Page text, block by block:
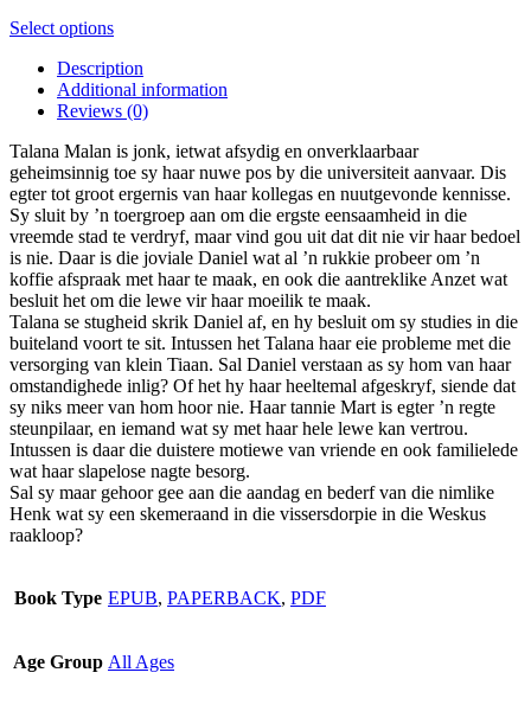
Select optionsThis
has
multiple
variants.
options
may
be
chosen
on
the
product
page
Description
Additional information
Reviews (0)
Talana Malan is jonk, ietwat afsydig en onverklaarbaar
geheimsinnig toe sy haar nuwe pos by die universiteit aanvaar. Dis
egter tot groot ergernis van haar kollegas en nuutgevonde kennisse.
Sy sluit by ’n toergroep aan om die ergste eensaamheid in die
vreemde stad te verdryf, maar vind gou uit dat dit nie vir haar bedoel
is nie. Daar is die joviale Daniel wat al ’n rukkie probeer om ’n
koffie afspraak met haar te maak, en ook die aantreklike Anzet wat
besluit het om die lewe vir haar moeilik te maak.
Talana se stugheid skrik Daniel af, en hy besluit om sy studies in die
buiteland voort te sit. Intussen het Talana haar eie probleme met die
versorging van klein Tiaan. Sal Daniel verstaan as sy hom van haar
omstandighede inlig? Of het hy haar heeltemal afgeskryf, siende dat
sy niks meer van hom hoor nie. Haar tannie Mart is egter ’n regte
steunpilaar, en iemand wat sy met haar hele lewe kan vertrou.
Intussen is daar die duistere motiewe van vriende en ook familielede
wat haar slapelose nagte besorg.
Sal sy maar gehoor gee aan die aandag en bederf van die nimlike
Henk wat sy een skemeraand in die vissersdorpie in die Weskus
raakloop?
Book Type EPUB, PAPERBACK, PDF
Age Group All Ages